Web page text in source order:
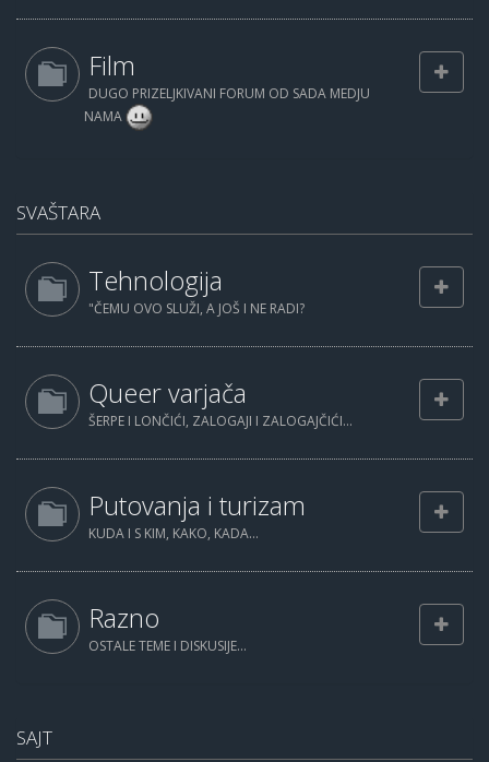
Film
DUGO PRIZELJKIVANI FORUM OD SADA MEDJU
NAMA
SVAŠTARA
Tehnologija
"ČEMU OVO SLUŽI, A JOŠ I NE RADI?
Queer varjača
ŠERPE I LONČIĆI, ZALOGAJI I ZALOGAJČIĆI...
Putovanja i turizam
KUDA I S KIM, KAKO, KADA...
Razno
OSTALE TEME I DISKUSIJE...
SAJT